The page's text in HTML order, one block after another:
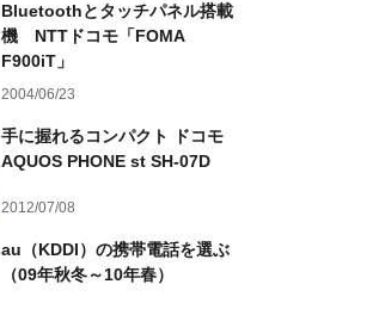
Bluetoothとタッチパネル搭載
機 NTTドコモ「FOMA
F900iT」
2004/06/23
手に握れるコンパクト ドコモ
AQUOS PHONE st SH-07D
2012/07/08
au（KDDI）の携帯電話を選ぶ
（09年秋冬～10年春）